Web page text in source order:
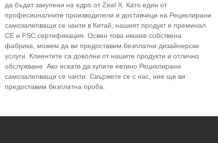
да бъдат закупени на едро от Zeal X. Като един от
професионалните производители и доставчици на Рециклирани
самозалепващи се чанти в Китай, нашият продукт е преминал
CE и FSC сертификация. Освен това имаме собствена
фабрика, можем да ви предоставим безплатни дизайнерски
услуги. Клиентите са доволни от нашите продукти и отлично
обслужване. Ако искате да купите евтино Рециклирани
самозалепващи се чанти. Свържете се с нас, ние ще ви
предоставим безплатна проба.